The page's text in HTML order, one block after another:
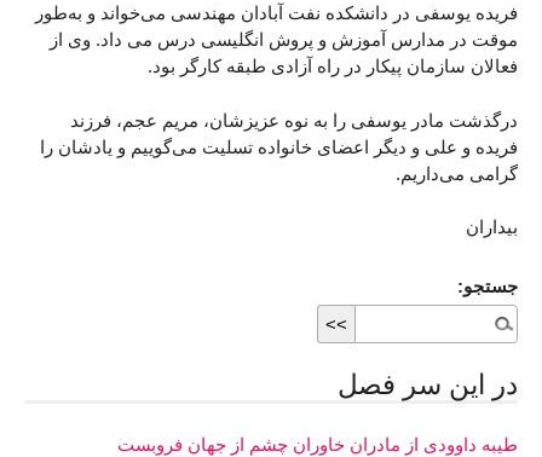
فریده یوسفی در دانشکده نفت آبادان مهندسی می‌خواند و به‌طور
موقت در مدارس آموزش و پروش انگلیسی درس می داد. وی از
فعالان سازمان پیکار در راه آزادی طبقه کارگر بود.
درگذشت مادر یوسفی را به نوه عزیزشان، مریم عجم، فرزند
فریده و علی و دیگر اعضای خانواده تسلیت می‌گوییم و یادشان را
گرامی می‌داریم.
بیداران
جستجو:
در اين سر فصل
طیبه داوودی از مادران خاوران چشم از جهان فروبست